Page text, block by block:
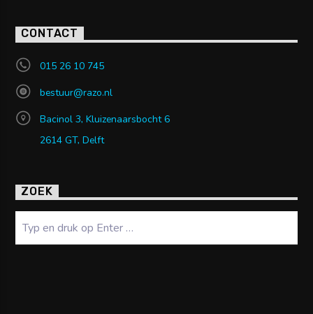
CONTACT
015 26 10 745
bestuur@razo.nl
Bacinol 3, Kluizenaarsbocht 6
2614 GT, Delft
ZOEK